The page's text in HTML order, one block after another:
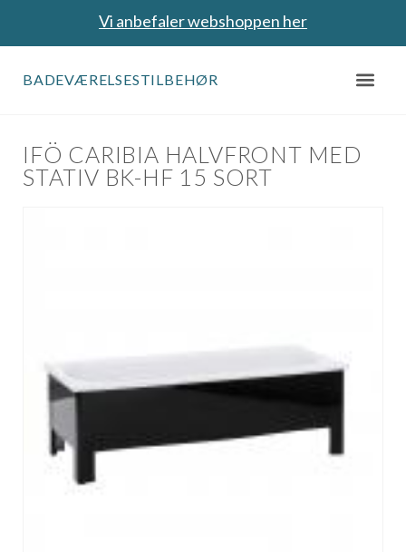
Vi anbefaler webshoppen her
BADEVÆRELSESTILBEHØR
IFÖ CARIBIA HALVFRONT MED
STATIV BK-HF 15 SORT